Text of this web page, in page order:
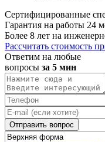
Сертифицированные
Гарантия на работы 24
Более 8 лет на
Рассчитать стоимость
Ответим на любые
вопросы за 5 мин
Отправить вопрос